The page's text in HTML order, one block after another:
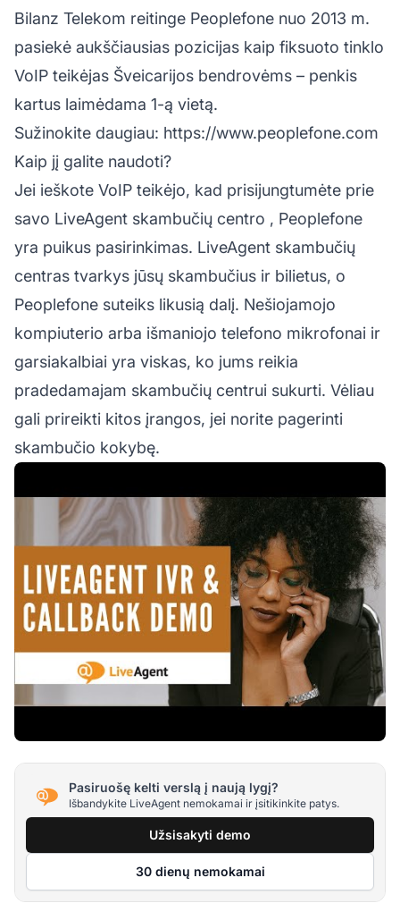
Bilanz Telekom reitinge Peoplefone nuo 2013 m.
pasiekė aukščiausias pozicijas kaip fiksuoto tinklo
VoIP teikėjas Šveicarijos bendrovėms – penkis
kartus laimėdama 1-ą vietą.
Sužinokite daugiau: https://www.peoplefone.com
Kaip jį galite naudoti?
Jei ieškote VoIP teikėjo, kad prisijungtumėte prie
savo LiveAgent skambučių centro , Peoplefone
yra puikus pasirinkimas. LiveAgent skambučių
centras tvarkys jūsų skambučius ir bilietus, o
Peoplefone suteiks likusią dalį. Nešiojamojo
kompiuterio arba išmaniojo telefono mikrofonai ir
garsiakalbiai yra viskas, ko jums reikia
pradedamajam skambučių centrui sukurti. Vėliau
gali prireikti kitos įrangos, jei norite pagerinti
skambučio kokybę.
Pasiruošę kelti verslą į naują lygį?
Išbandykite LiveAgent nemokamai ir įsitikinkite patys.
Užsisakyti demo
30 dienų nemokamai